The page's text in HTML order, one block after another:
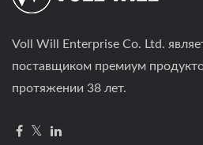
Voll Will Enterprise Co. Ltd.
поставщиком премиум
протяжении 38 лет.